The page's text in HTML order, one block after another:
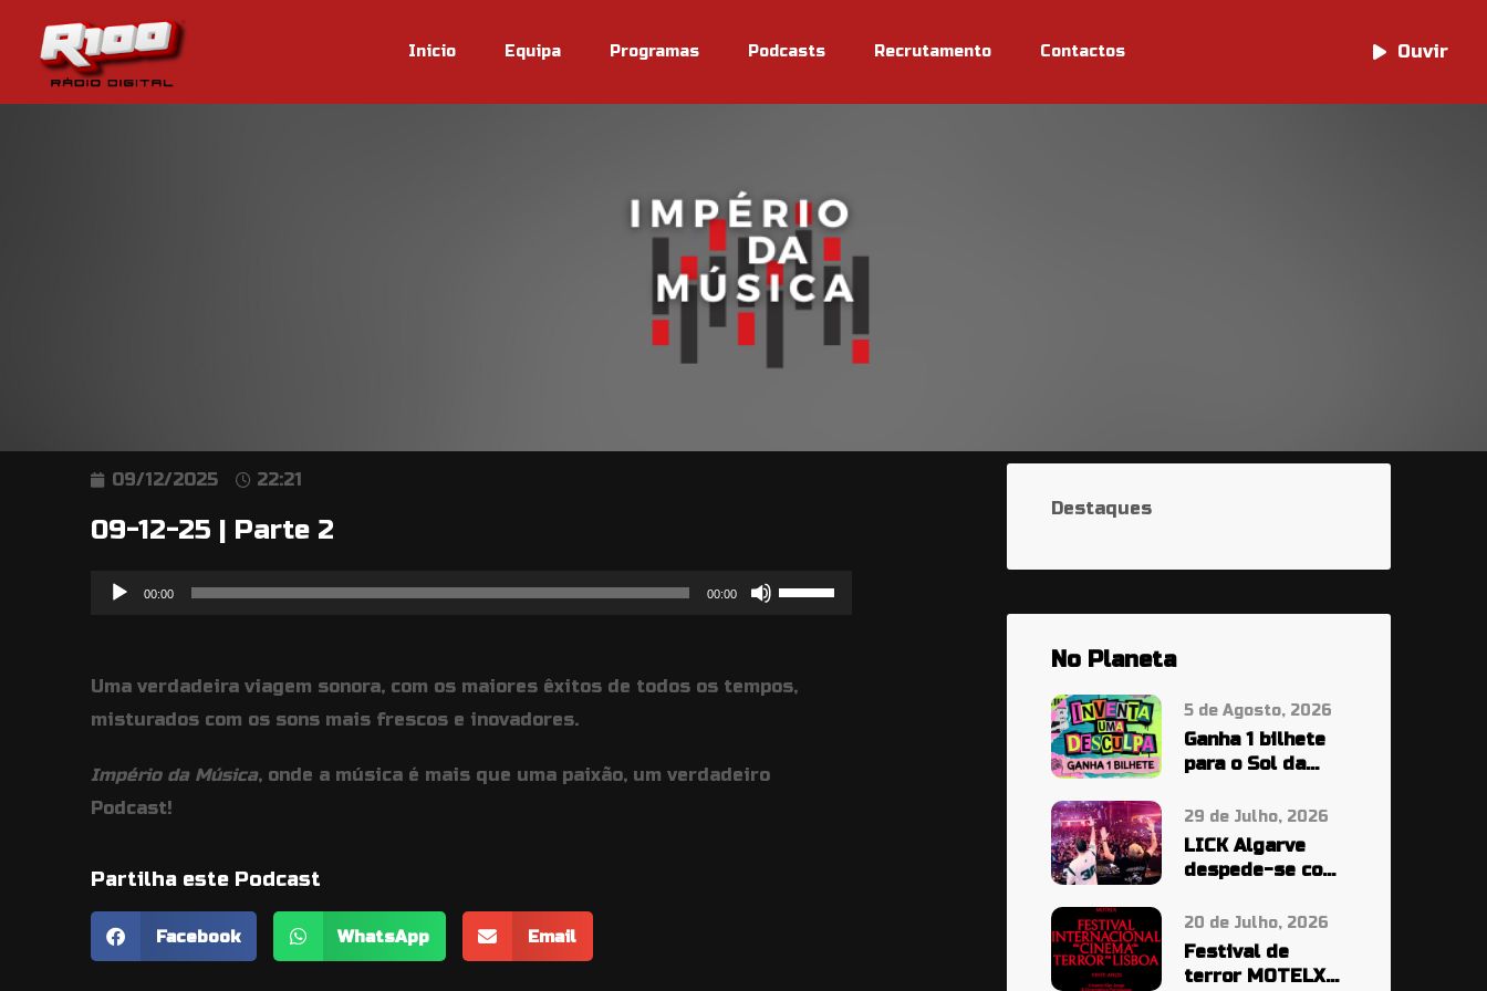
Inicio Equipa Programas Podcasts Recrutamento Contactos Ouvir
Ouvir
09/12/2025 22:21
09-12-25 | Parte 2
Reprodutor
00:00 00:00
Use
cima/baixo
Uma verdadeira viagem sonora, com os maiores êxitos de todos os tempos,
misturados com os sons mais frescos e inovadores.
Império da Música, onde a música é mais que uma paixão, um verdadeiro
Podcast!
Partilha este Podcast
Facebook WhatsApp Email
Destaques
No Planeta
5 de Agosto, 2026
Ganha 1 bilhete
para o Sol da
PALA…
29 de Julho, 2026
LICK Algarve
despede-se com
grande
20 de Julho, 2026
Festival de
terror MOTELX